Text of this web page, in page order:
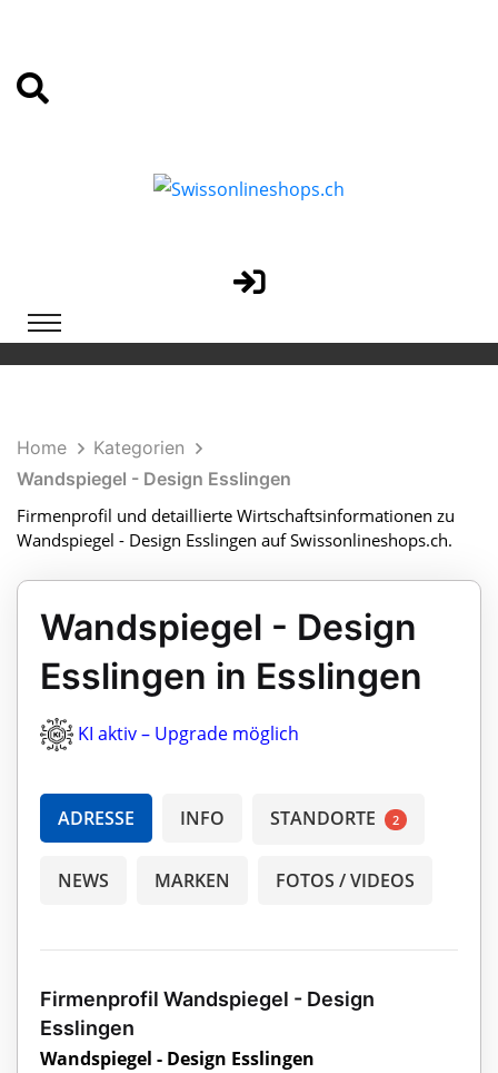
Home
Kategorien
Wandspiegel - Design Esslingen
Firmenprofil und detaillierte Wirtschaftsinformationen zu
Wandspiegel - Design Esslingen auf Swissonlineshops.ch.
Wandspiegel - Design
Esslingen in Esslingen
KI aktiv – Upgrade möglich
ADRESSE INFO STANDORTE 2
NEWS MARKEN FOTOS / VIDEOS
Firmenprofil Wandspiegel - Design
Esslingen
Wandspiegel - Design Esslingen